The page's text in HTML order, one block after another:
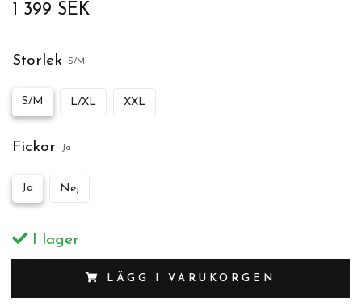
1 399 SEK
Storlek S/M
S/M L/XL XXL
Fickor Ja
Ja Nej
I lager
LÄGG I VARUKORGEN